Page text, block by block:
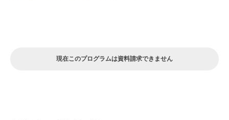
現在このプログラムは資料請求できません